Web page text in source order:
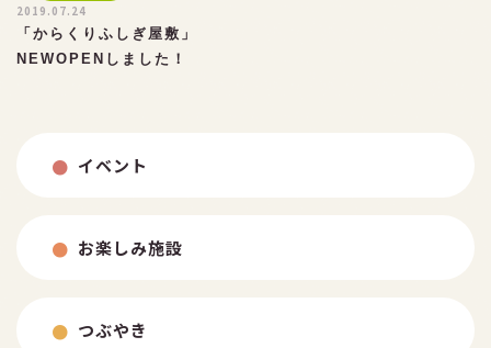
2019.07.24
「からくりふしぎ屋敷」
NEWOPENしました！
イベント
お楽しみ施設
つぶやき